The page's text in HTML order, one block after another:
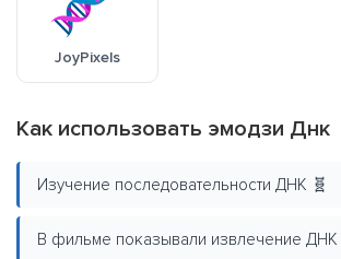
JoyPixels
Как использовать эмодзи Днк
Изучение последовательности ДНК 🧬
В фильме показывали извлечение ДНК